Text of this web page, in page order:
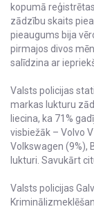
kopumā
zādzību skaits
pieaugums bija
pirmajos divos
salīdzina ar
Valsts policijas
markas lukturu
liecina, ka 71%
visbiežāk – Volvo
Volkswagen (9%),
lukturi. Savukārt
Valsts policijas